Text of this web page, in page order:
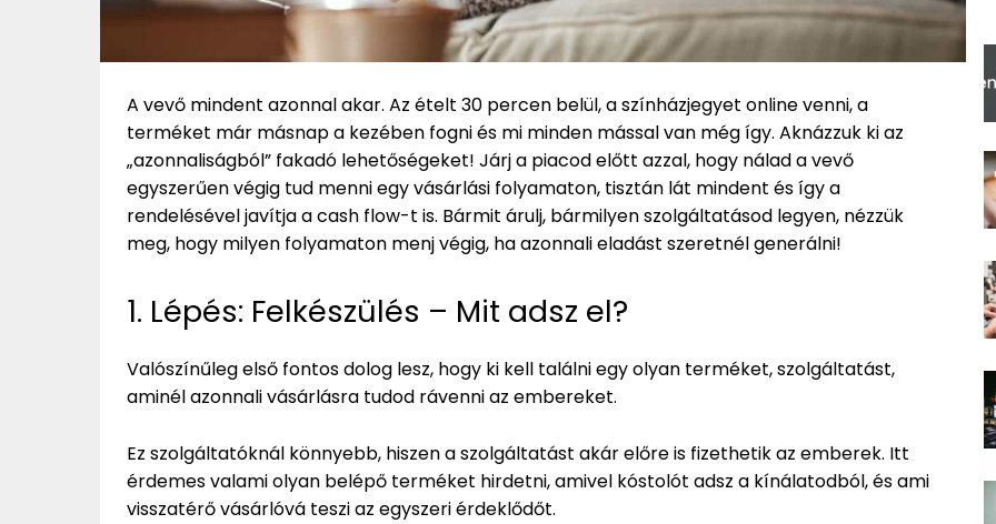
A vevő mindent azonnal akar. Az ételt 30 percen belül, a színházjegyet online venni, a
terméket már másnap a kezében fogni és mi minden mással van még így. Aknázzuk ki az
„azonnaliságból” fakadó lehetőségeket! Járj a piacod előtt azzal, hogy nálad a vevő
egyszerűen végig tud menni egy vásárlási folyamaton, tisztán lát mindent és így a
rendelésével javítja a cash flow-t is. Bármit árulj, bármilyen szolgáltatásod legyen, nézzük
meg, hogy milyen folyamaton menj végig, ha azonnali eladást szeretnél generálni!
1. Lépés: Felkészülés – Mit adsz el?
Valószínűleg első fontos dolog lesz, hogy ki kell találni egy olyan terméket, szolgáltatást,
aminél azonnali vásárlásra tudod rávenni az embereket.
Ez szolgáltatóknál könnyebb, hiszen a szolgáltatást akár előre is fizethetik az emberek. Itt
érdemes valami olyan belépő terméket hirdetni, amivel kóstolót adsz a kínálatodból, és ami
visszatérő vásárlóvá teszi az egyszeri érdeklődőt.